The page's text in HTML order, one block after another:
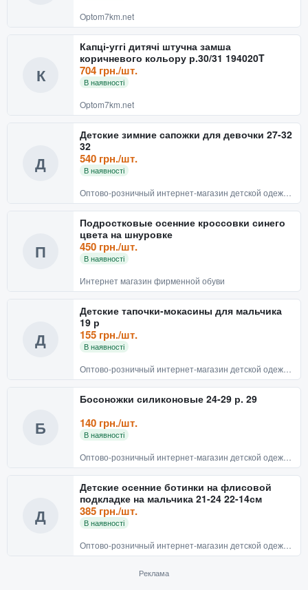
Optom7km.net
К
Капці-уггі дитячі штучна замша
коричневого кольору р.30/31 194020T
704 грн./шт.
В наявності
Optom7km.net
Д
Детские зимние сапожки для девочки 27-32
32
540 грн./шт.
В наявності
П
Подростковые осенние кроссовки синего
цвета на шнуровке
450 грн./шт.
В наявності
Интернет магазин фирменной обуви
Д
Детские тапочки-мокасины для мальчика
19 р
155 грн./шт.
В наявності
Б
Босоножки силиконовые 24-29 р. 29
140 грн./шт.
В наявності
Д
Детские осенние ботинки на флисовой
подкладке на мальчика 21-24 22-14см
385 грн./шт.
В наявності
Реклама